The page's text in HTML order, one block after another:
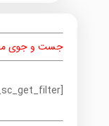
جست و جوی
[prdctfltr_sc_get_filter]